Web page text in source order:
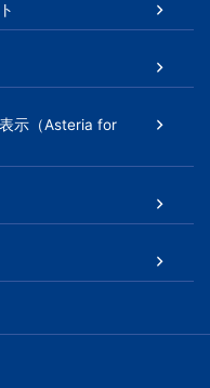
示（Asteria for